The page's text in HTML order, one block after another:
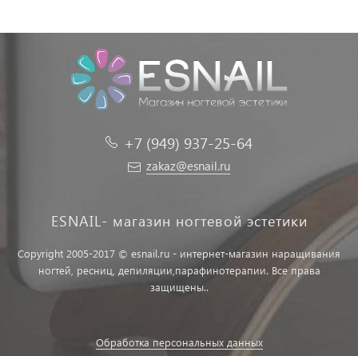
+7 (949) 937-25-64
zakaz@esnail.ru
ESNAIL- магазин ногтевой эстетики
Copyright 2005-2017 © esnail.ru - интернет-магазин наращивания
ногтей, ресниц, депиляции,парафинотерапии. Все права
защищены..
Обработка персональных данных